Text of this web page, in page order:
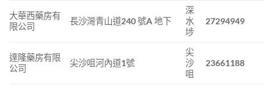
大華西藥房有
限公司
長沙灣青山道240 號A 地下
深
水
埗
27294949
達隆藥房有限
公司
尖沙咀河內道1號
尖
沙
咀
23661188